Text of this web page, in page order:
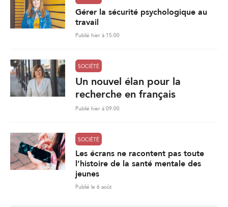
Gérer la sécurité psychologique au
travail
Publié hier à 15:00
SOCIÉTÉ
Un nouvel élan pour la
recherche en français
Publié hier à 09:00
SOCIÉTÉ
Les écrans ne racontent pas toute
l’histoire de la santé mentale des
jeunes
Publié le 6 août